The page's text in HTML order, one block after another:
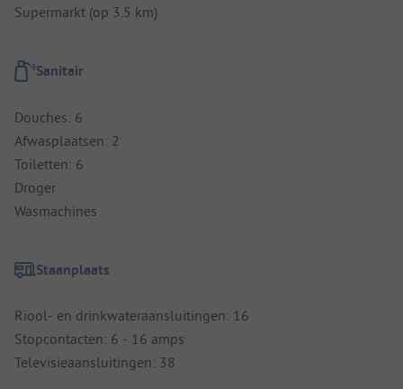
Supermarkt (op 3.5 km)
Sanitair
Douches: 6
Afwasplaatsen: 2
Toiletten: 6
Droger
Wasmachines
Staanplaats
Riool- en drinkwateraansluitingen: 16
Stopcontacten: 6 - 16 amps
Televisieaansluitingen: 38